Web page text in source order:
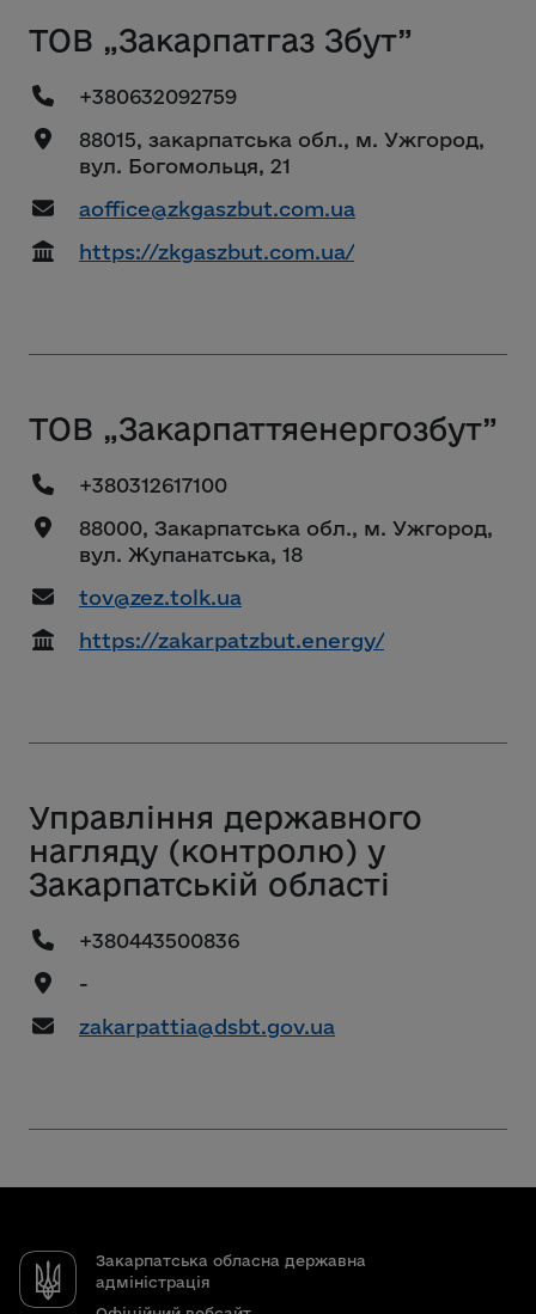
ТОВ „Закарпатгаз Збут”
+380632092759
88015, закарпатська обл., м. Ужгород,
вул. Богомольця, 21
aoffice@zkgaszbut.com.ua
https://zkgaszbut.com.ua/
ТОВ „Закарпаттяенергозбут”
+380312617100
88000, Закарпатська обл., м. Ужгород,
вул. Жупанатська, 18
tov@zez.tolk.ua
https://zakarpatzbut.energy/
Управління державного
нагляду (контролю) у
Закарпатській області
+380443500836
-
zakarpattia@dsbt.gov.ua
Закарпатська обласна державна
адміністрація